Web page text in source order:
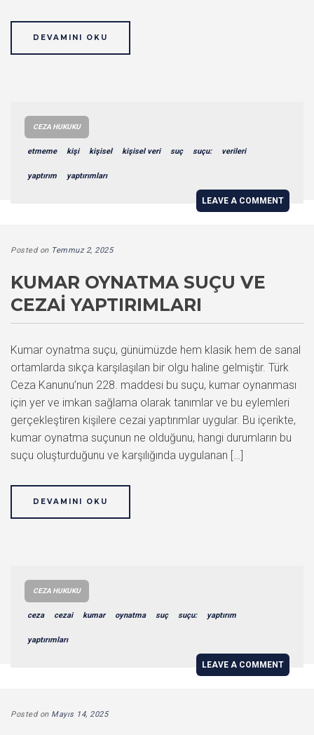
DEVAMINI OKU
CEZA HUKUKU
etmeme kişi kişisel kişisel veri suç suçu: verileri
yaptırım yaptırımları
LEAVE A COMMENT
Posted on Temmuz 2, 2025
KUMAR OYNATMA SUÇU VE
CEZAI YAPTIRIMLARI
Kumar oynatma suçu, günümüzde hem klasik hem de sanal
ortamlarda sıkça karşılaşılan bir olgu haline gelmiştir. Türk
Ceza Kanunu’nun 228. maddesi bu suçu, kumar oynanması
için yer ve imkan sağlama olarak tanımlar ve bu eylemleri
gerçekleştiren kişilere cezai yaptırımlar uygular. Bu içerikte,
kumar oynatma suçunun ne olduğunu, hangi durumların bu
suçu oluşturduğunu ve karşılığında uygulanan […]
DEVAMINI OKU
CEZA HUKUKU
ceza cezai kumar oynatma suç suçu: yaptırım
yaptırımları
LEAVE A COMMENT
Posted on Mayıs 14, 2025